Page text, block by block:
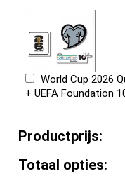
World Cup 2026
+ UEFA Foundation
Productprijs:
Totaal opties: